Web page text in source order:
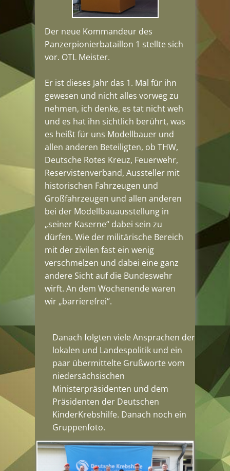
Der neue Kommandeur des
Panzerpionierbataillon 1 stellte sich
vor. OTL Meister.
Er ist dieses Jahr das 1. Mal für ihn
gewesen und nicht alles vorweg zu
nehmen, ich denke, es tat nicht weh
und es hat ihn sichtlich berührt, was
es heißt für uns Modellbauer und
allen anderen Beteiligten, ob THW,
Deutsche Rotes Kreuz, Feuerwehr,
Reservistenverband, Aussteller mit
historischen Fahrzeugen und
Großfahrzeugen und allen anderen
bei der Modellbauausstellung in
„seiner Kaserne“ dabei sein zu
dürfen. Wie der militärische Bereich
mit der zivilen fast ein wenig
verschmelzen und dabei eine ganz
andere Sicht auf die Bundeswehr
wirft. An dem Wochenende waren
wir „barrierefrei“.
Danach folgten viele Ansprachen der
lokalen und Landespolitik und ein
paar übermittelte Grußworte vom
niedersächsischen
Ministerpräsidenten und dem
Präsidenten der Deutschen
KinderKrebshilfe. Danach noch ein
Gruppenfoto.